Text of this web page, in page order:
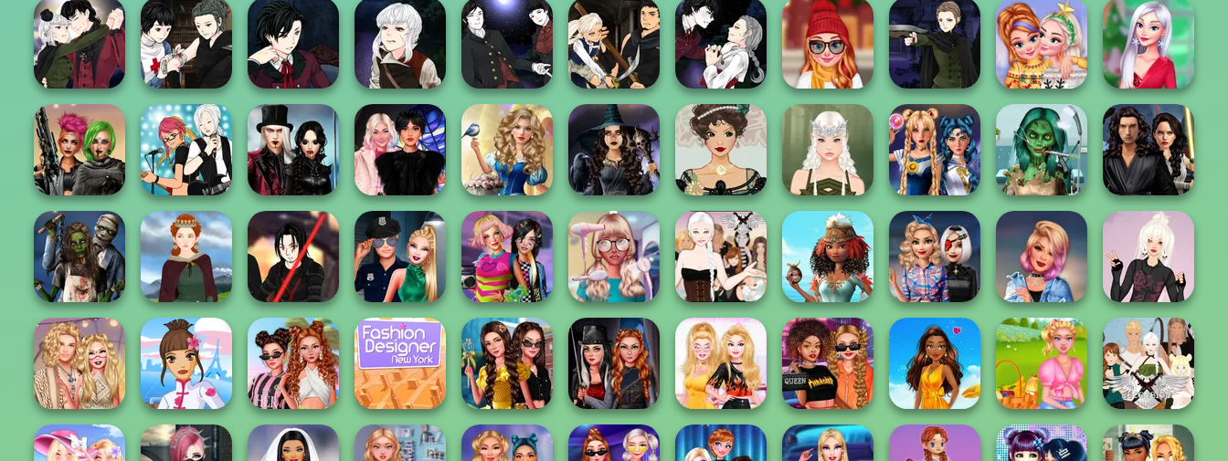
Urban Glam
Warriors
Medieval
Princesses
Bab's Back to
School Style
Cha...
Romance Of The
Seven Seas
Pira...
The Fly Squad:
#squadgoals
Pokemon Trainer
Creator v2
BFFs Vs Bullies:
Fashion Rival...
Babs And
Friends Love
Match Pr...
Enchanted
Realms
Tokyo Mew Mew
Creator
Rapunzel
Zombie Curse
Manga Creator
Vampire Hunter
P...
Manga Creator
Vampire Hunter
P...
Manga Creator
Vampire Hunter
P...
Manga Creator
Vampire Hunter
P...
Manga Creator
Vampire Hunter
P...
Manga Creator
Vampire Hunter
P...
Manga Creator
Vampire Hunter
P...
Staying Home
Christmas Eve
Manga Creator
Vampire Hunter
P...
New Christmas
Sweater Design
My Christmas
Party Prep
Cyberpunk
Shieldmaidens
Manga Creator -
Rebels Page 1
Twilight
Enchantment
Vampire R...
Wednesday
Besties Fun Day
Storybook Glam
Dress Up
Advent...
Mystic Coven The
Sisterhood of...
Belle Époque
Costume Creator
Elven Makeover
Sailor Moon And
Friends Cosmic...
Ghoulish To
Gorgeous Cool
Zomb...
Star Wars
Interstellar
Romance
Zombie
Romance
Medieval Woman
Star Wars Avatar
Creator
Style Police
Officer
BFFs Weirdcore
Aesthetic
Nerd To Popular
Makeover Mania
Ascension
Chapter 3
Princesses Royal
Vs Star
Babs' Style Quest
Beyond Pink
Hollywood Style
Police
Punk Lolita
Fashion